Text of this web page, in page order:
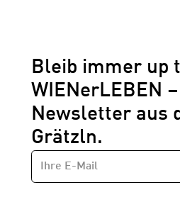
Bleib immer up
WIENerLEBEN
Newsletter aus
Grätzln.
Newsletter
E-
MAIL-
ADRESSE